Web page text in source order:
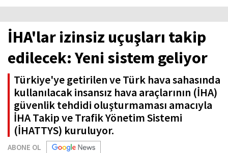
İHA'lar izinsiz uçuşları takip
edilecek: Yeni sistem geliyor
Türkiye'ye getirilen ve Türk hava sahasında
kullanılacak insansız hava araçlarının (İHA)
güvenlik tehdidi oluşturmaması amacıyla
İHA Takip ve Trafik Yönetim Sistemi
(İHATTYS) kuruluyor.
ABONE OL